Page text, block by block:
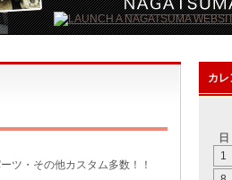
ツ・その他カスタム多数！！
カレ
日
1